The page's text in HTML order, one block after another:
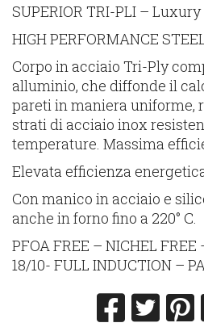
SUPERIOR TRI-PLI –
HIGH PERFORMANCE
Corpo in acciaio Tri-Ply
alluminio, che diffonde il
pareti in maniera uniforme,
strati di acciaio inox
temperature. Massima
Elevata efficienza
Con manico in acciaio e
anche in forno fino a 220° C.
PFOA FREE – NICHEL
18/10- FULL INDUCTION –